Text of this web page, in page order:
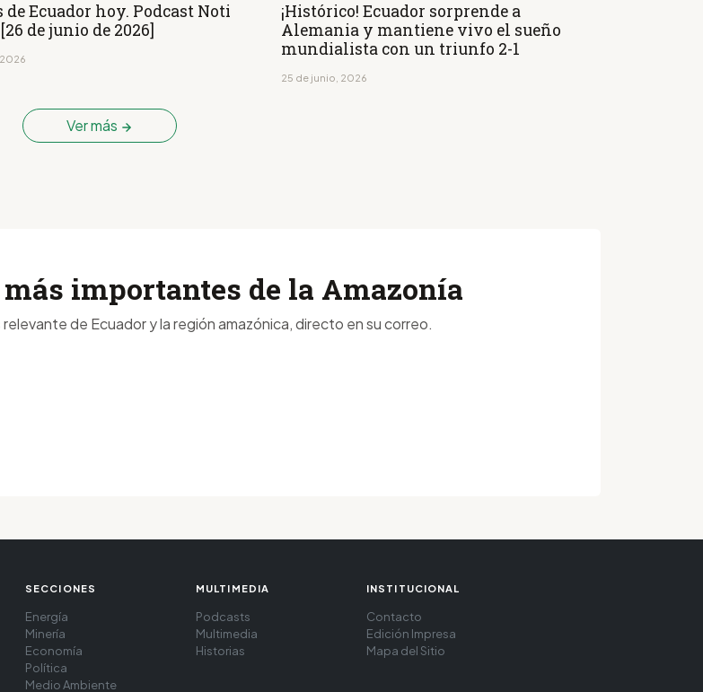
de Ecuador hoy. Podcast Noti
de junio de 2026]
¡Histórico! Ecuador sorprende a
Alemania y mantiene vivo el sueño
mundialista con un triunfo 2-1
25 de junio, 2026
Ver más
importantes de la Amazonía
de Ecuador y la región amazónica, directo en su correo.
SECCIONES
Energía
Minería
Economía
Política
Medio Ambiente
MULTIMEDIA
Podcasts
Multimedia
Historias
INSTITUCIONAL
Contacto
Edición Impresa
Mapa del Sitio